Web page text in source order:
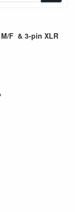
F & 3-pin XLR